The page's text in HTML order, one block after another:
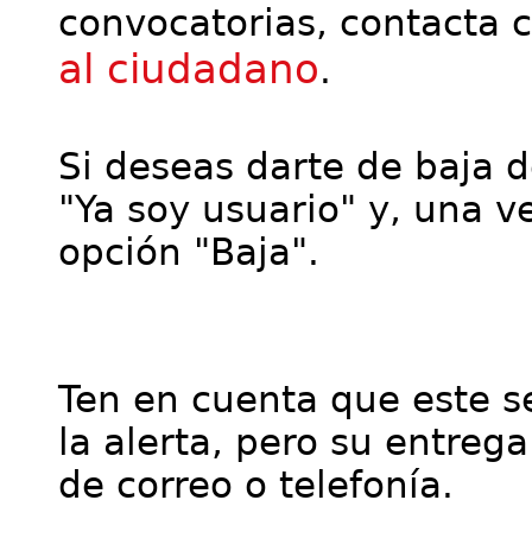
convocatorias, contacta
al ciudadano.
Si deseas darte de baja
"Ya soy usuario" y, una
opción "Baja".
Ten en cuenta que este
la alerta, pero su
de correo o telefonía.